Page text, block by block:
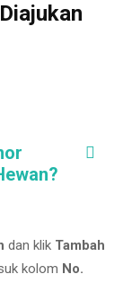
dan klik Tambah
kolom No.